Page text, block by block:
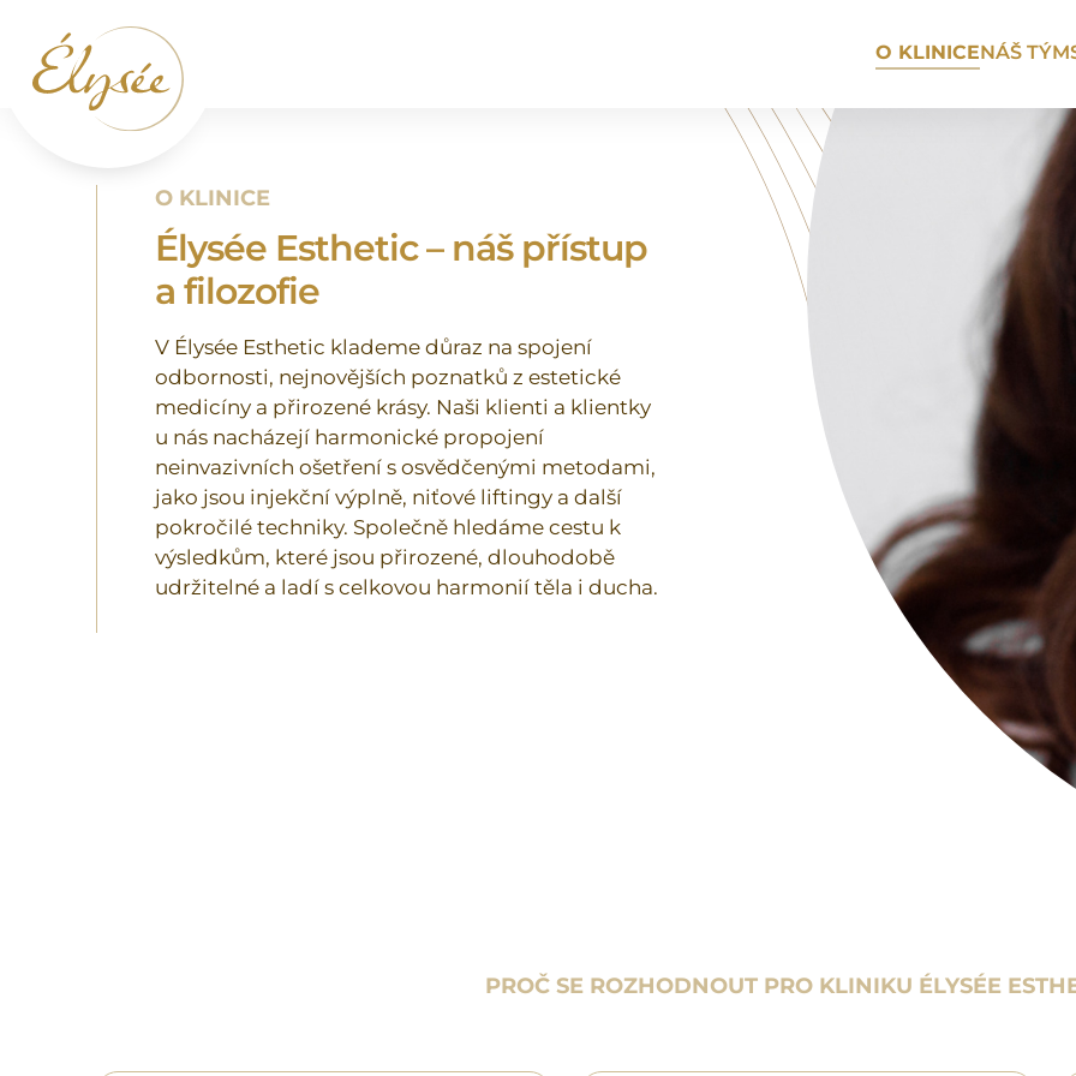
O KLINICENÁŠ TÝM
O KLINICE
Élysée Esthetic – náš přístup
a filozofie
V Élysée Esthetic klademe důraz na spojení
odbornosti, nejnovějších poznatků z estetické
medicíny a přirozené krásy. Naši klienti a klientky
u nás nacházejí harmonické propojení
neinvazivních ošetření s osvědčenými metodami,
jako jsou injekční výplně, niťové liftingy a další
pokročilé techniky. Společně hledáme cestu k
výsledkům, které jsou přirozené, dlouhodobě
udržitelné a ladí s celkovou harmonií těla i ducha.
PROČ SE ROZHODNOUT PRO KLINIKU ÉLYSÉE